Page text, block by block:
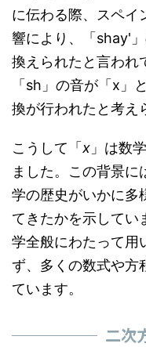
に伝わる際、スペイ
響により、「shay'
換えられたと言われ
「sh」の音が「x」
換が行われたと考え
こうして「 x 」は数
ました。この背景
学の歴史がいかに多
てきたかを示してい
学全般にわたって用
ず、多くの数式や方
ています。
二次